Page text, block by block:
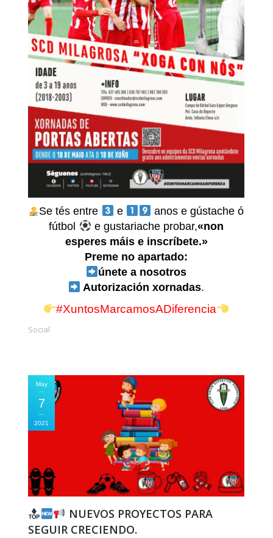
Se tés entre e
anos e gústache ó
fútbol
e gustariache probar,«non
esperes máis e inscríbete.»
Preme no apartado:
únete a nosotros
Autorización xornadas.
#XuntosMarcamosADiferencia
Social
May
7
2021
NUEVOS PROYECTOS PARA
SEGUIR CRECIENDO.